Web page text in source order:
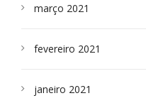
março 2021
fevereiro 2021
janeiro 2021